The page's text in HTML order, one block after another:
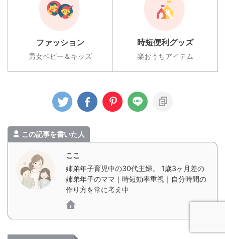
ファッション
男女ベビー＆キッズ
時短便利グッズ
楽おうちアイテム
この記事を書いた人
ここ
姉弟年子育児中の30代主婦。 1歳3ヶ月差の
姉弟年子のママ｜時短効率重視｜自分時間の
作り方を常に考え中